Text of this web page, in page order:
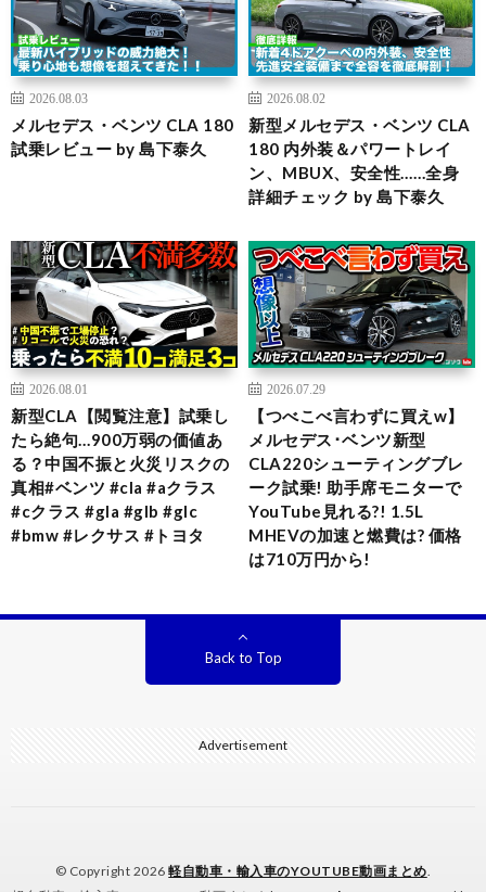
2026.08.03
メルセデス・ベンツ CLA 180
試乗レビュー by 島下泰久
2026.08.02
新型メルセデス・ベンツ CLA
180 内外装＆パワートレイ
ン、MBUX、安全性……全身
詳細チェック by 島下泰久
2026.08.01
新型CLA【閲覧注意】試乗し
たら絶句…900万弱の価値あ
る？中国不振と火災リスクの
真相#ベンツ #cla #aクラス
#cクラス #gla #glb #glc
#bmw #レクサス #トヨタ
2026.07.29
【つべこべ言わずに買えw】
メルセデス･ベンツ新型
CLA220シューティングブレ
ーク試乗! 助手席モニターで
YouTube見れる?! 1.5L
MHEVの加速と燃費は? 価格
は710万円から!
Back to Top
Advertisement
© Copyright 2026軽自動車・輸入車のYOUTUBE動画まとめ.